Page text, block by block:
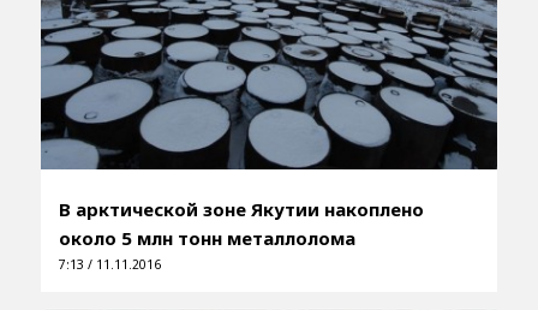
В арктической зоне Якутии накоплено
около 5 млн тонн металлолома
7:13 / 11.11.2016